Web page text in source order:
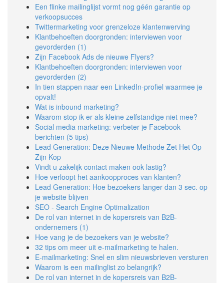
Een flinke mailinglijst vormt nog géén garantie op
verkoopsucces
Twittermarketing voor grenzeloze klantenwerving
Klantbehoeften doorgronden: interviewen voor
gevorderden (1)
Zijn Facebook Ads de nieuwe Flyers?
Klantbehoeften doorgronden: interviewen voor
gevorderden (2)
In tien stappen naar een LinkedIn-profiel waarmee je
opvalt!
Wat is inbound marketing?
Waarom stop ik er als kleine zelfstandige niet mee?
Social media marketing: verbeter je Facebook
berichten (5 tips)
Lead Generation: Deze Nieuwe Methode Zet Het Op
Zijn Kop
Vindt u zakelijk contact maken ook lastig?
Hoe verloopt het aankoopproces van klanten?
Lead Generation: Hoe bezoekers langer dan 3 sec. op
je website blijven
SEO - Search Engine Optimalization
De rol van internet in de kopersreis van B2B-
ondernemers (1)
Hoe vang je de bezoekers van je website?
32 tips om meer uit e-mailmarketing te halen.
E-mailmarketing: Snel en slim nieuwsbrieven versturen
Waarom is een mailinglist zo belangrijk?
De rol van internet in de kopersreis van B2B-